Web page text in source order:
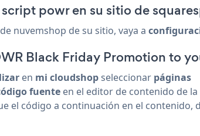
powr en su sitio de
nuvemshop de su sitio, vaya a
Black Friday Promotion to
en mi cloudshopseleccionar páginas
fuente en el editor de contenido de la
el código a continuación en el contenido,